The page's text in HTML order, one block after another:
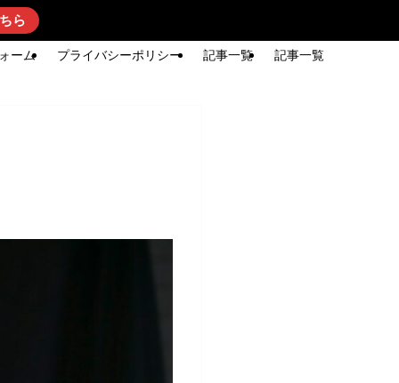
ら
ーム プライバシーポリシー 記事一覧 記事一覧